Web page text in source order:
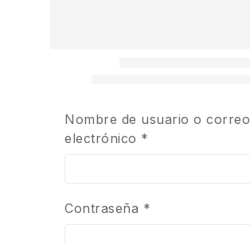
Nombre de usuario o correo
electrónico *
Contraseña *